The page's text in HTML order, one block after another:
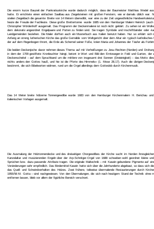
Die enorm kurze Bauzeit der Pankratiuskirche wurde dadurch möglich, dass der Baumeister Matthias Wedel
hatte. Er errichtete einen einfachen Saalbau aus Ziegelsteinen mit großen Fenstern, wie er damals üblich war.
steilen Ziegeldach die gesamte Breite von 14 Metern überwölbt, war eine zu der Zeit ungewöhnliche
heute die Freude der Fachleute. Diese große Brettertonne
wurde 1685 von den Hamburger Malern Heinrich (auch
Christopher Wördenhoff ausgemalt. Das Programm der Deckenmalerei ist noch nicht geklärt. Zu sehen ist ein
dem dekorativ angeordnet Engelpaare und Putten zu finden sind. Sie tragen Symbole und Inschriftbänder oder -
Landgemeinden beziehen. Die Maler dürften auch ein Musterbuch aus Italien benutzt haben. Nur so erklärt
Anfang an streng lutherischen Kirche das große Gemälde vom Weltgericht über dem Altar ein typisch
der auf dem Regenbogen thront, die Erde als Schemel seiner Füße, knien Maria und Johannes der Täufer als
Die beiden Deckenjoche davor nehmen dieses Thema auf mit Verheißungen zu Jesu Rechten (Norden) und
in dem der 1709 gestiftete Kronleuchter hängt, betont in Wort und Bild den Erntesegen in Feld und Garten, der
Deckenscheitel – auf dem Spruchband um die mittlere von insgesamt drei Sonnen (Dreieinigkeit) – das Motto
nichts anders den Gottes hauß, und hie ist die Pforte des Himmels« (1. Mose 28,17). Auch die übrigen
bestimmt, die sich Bibelworten widmen, rund um die Orgel allerdings dem Gotteslob durch Kirchenmusik.
Das 14 Meter breite hölzerne Tonnengewölbe wurde 1683 von den Hamburger Kirchenmalern H. Berichau
italienischen Vorlagen ausgemalt.
Die Ausmalung der Holztonnendecke und des dreiseitigen Chorgewölbes der Kirche sucht im Norden
Kanzelaltar und musizierenden Engeln über der Arp-Schnitger-Orgel von 1688 schweben wohl geordnet kleine
Sprüchen bzw. dazu passende Attribute tragen. Die originale Maltechnik – mit Kasein gebundene Pigmente auf
Veränderungen sehr empfindlich. Das Bindemittel Kasein hatte sich über die Jahrhunderte abgebaut, so dass sich
das Quell- und Schwindverhalten des Holzes. Zwei frühere, teilweise übermalende Restaurierungen durch
1955/56 M. Gotta – sind nachgewiesen. Von den Übermalungen, die sich nach heutigem Stand der Technik ohne
entfernen lassen, blieb vor allem der figürliche Bereich verschont.